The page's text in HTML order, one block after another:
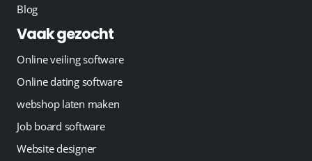
Blog
Vaak gezocht
Online veiling software
Online dating software
webshop laten maken
Job board software
Website designer